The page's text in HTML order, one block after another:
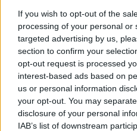
If you wish to opt-out of the
processing of your personal or
targeted advertising by us,
section to confirm your
opt-out request is processed
interest-based ads based on
us or personal information
your opt-out. You may
disclosure of your personal
IAB’s list of downstream